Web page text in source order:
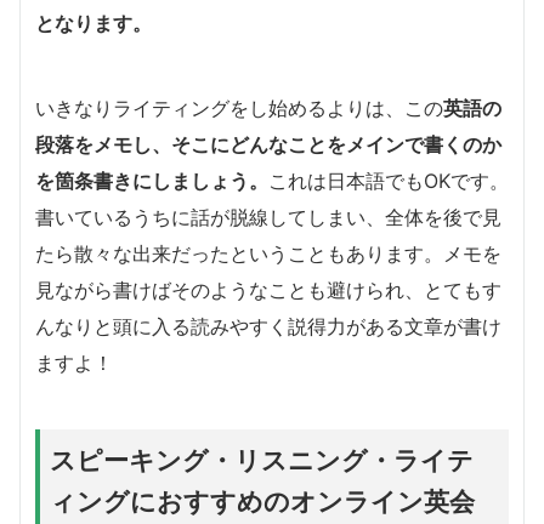
となります。
いきなりライティングをし始めるよりは、この英語の
段落をメモし、そこにどんなことをメインで書くのか
を箇条書きにしましょう。 これは日本語でもOKです。
書いているうちに話が脱線してしまい、全体を後で見
たら散々な出来だったということもあります。メモを
見ながら書けばそのようなことも避けられ、とてもす
んなりと頭に入る読みやすく説得力がある文章が書け
ますよ！
スピーキング・リスニング・ライテ
ィングにおすすめのオンライン英会